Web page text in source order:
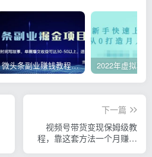
微头条副业赚钱教程，项目单号单天做到50-100+收益
下一篇
视频号带货变现保姆级教
程，靠这套方法一个月赚了